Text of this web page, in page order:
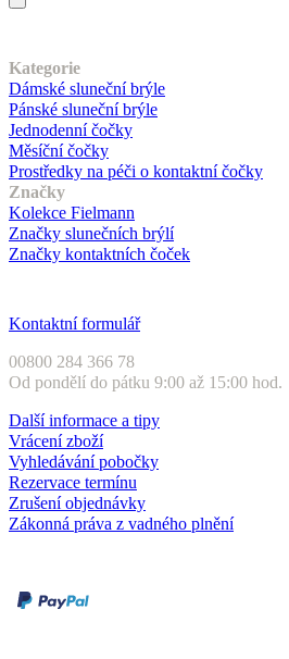
Kategorie
Dámské sluneční brýle
Pánské sluneční brýle
Jednodenní čočky
Měsíční čočky
Prostředky na péči o kontaktní čočky
Značky
Kolekce Fielmann
Značky slunečních brýlí
Značky kontaktních čoček
Kontaktní formulář
00800 284 366 78
Od pondělí do pátku 9:00 až 15:00 hod.
Další informace a tipy
Vrácení zboží
Vyhledávání pobočky
Rezervace termínu
Zrušení objednávky
Zákonná práva z vadného plnění